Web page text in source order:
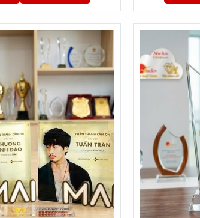
Kỷ Niệm Chương Lưu Niệm Cho Mục
định làm kỷ niệm chương lưu niệm, người
chọn một món quà kỷ niệm ăn nhập với mục
có thể được xem như một món quà tuyệt
trong cuộc sống hàng ngày.
Trọng Của Kỷ Niệm Chương